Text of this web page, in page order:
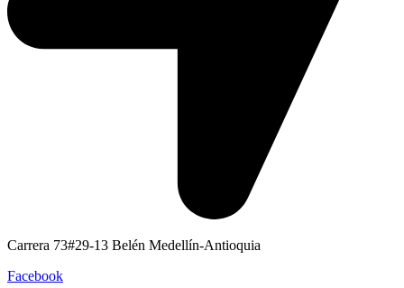
Carrera 73#29-13 Belén Medellín-Antioquia
Facebook